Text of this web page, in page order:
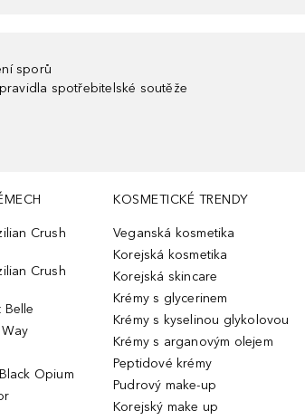
sporů
spotřebitelské soutěže
Crush
Crush
Belle
Opium
KOSMETICKÉ TRENDY
Veganská kosmetika
Korejská kosmetika
Korejská skincare
Krémy s glycerinem
Krémy s kyselinou glykolovou
Krémy s arganovým olejem
Peptidové krémy
Pudrový make-up
Korejský make up